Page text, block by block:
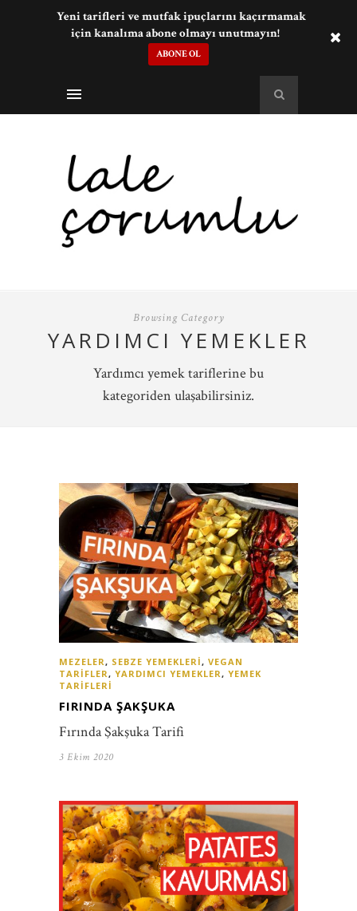
Browsing Category
YARDIMCI YEMEKLER
Yardımcı yemek tariflerine bu
kategoriden ulaşabilirsiniz.
MEZELER, SEBZE YEMEKLERI, VEGAN
TARIFLER, YARDIMCI YEMEKLER, YEMEK
TARIFLERI
FIRINDA ŞAKŞUKA
Fırında Şakşuka Tarifi
3 Ekim 2020
Yeni tarifleri ve mutfak ipuçlarını kaçırmamak
için kanalıma abone olmayı unutmayın!
ABONE OL